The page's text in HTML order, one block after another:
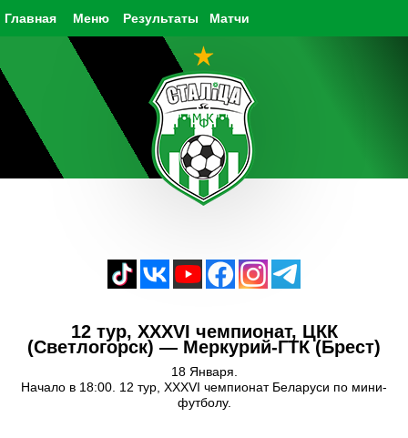
Главная Результаты Матчи
Меню
12 тур, XXXVI чемпионат, ЦКК
(Светлогорск) — Меркурий-ГТК (Брест)
18 Января.
Начало в 18:00. 12 тур, XXXVI чемпионат Беларуси по мини-
футболу.